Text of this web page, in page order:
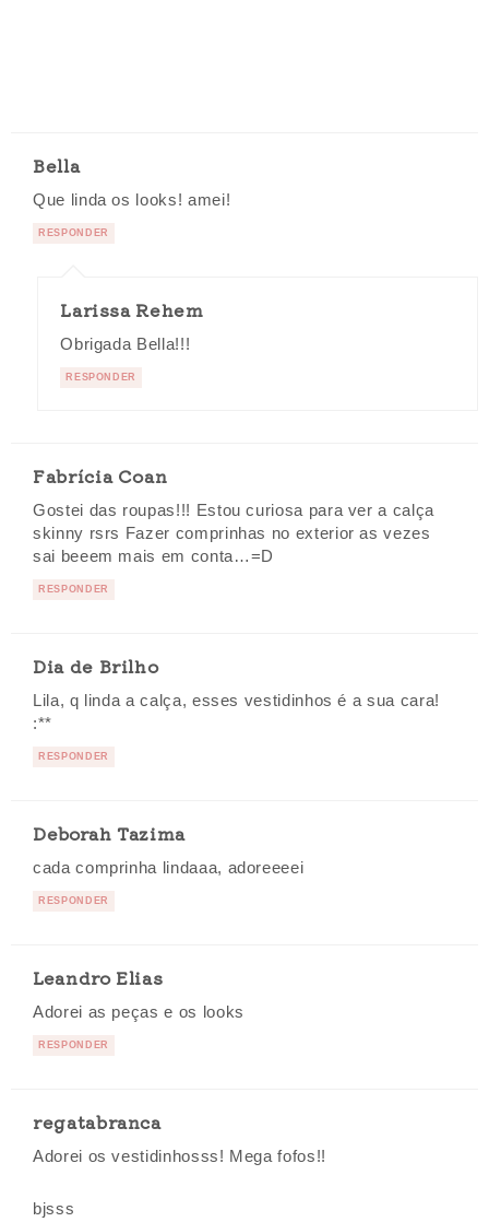
Bella
Que linda os looks! amei!
RESPONDER
Larissa Rehem
Obrigada Bella!!!
RESPONDER
Fabrícia Coan
Gostei das roupas!!! Estou curiosa para ver a calça
skinny rsrs Fazer comprinhas no exterior as vezes
sai beeem mais em conta…=D
RESPONDER
Dia de Brilho
Lila, q linda a calça, esses vestidinhos é a sua cara!
:**
RESPONDER
Deborah Tazima
cada comprinha lindaaa, adoreeeei
RESPONDER
Leandro Elias
Adorei as peças e os looks
RESPONDER
regatabranca
Adorei os vestidinhosss! Mega fofos!!
bjsss